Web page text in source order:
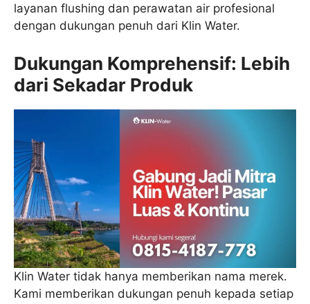
layanan flushing dan perawatan air profesional
dengan dukungan penuh dari Klin Water.
Dukungan Komprehensif: Lebih
dari Sekadar Produk
Klin Water tidak hanya memberikan nama merek.
Kami memberikan dukungan penuh kepada setiap